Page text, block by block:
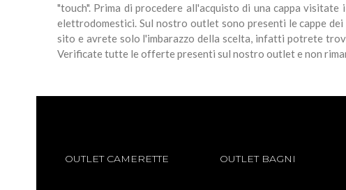
"touch". Prima di procedere all'acquisto di una cappa
elettrodomestici. Sul nostro outlet sono presenti le cappe
sito e avrete solo l'imbarazzo della scelta, infatti potrete
Verificate tutte le offerte presenti sul nostro outlet e non
OUTLET CAMERETTE OUTLET BAGNI